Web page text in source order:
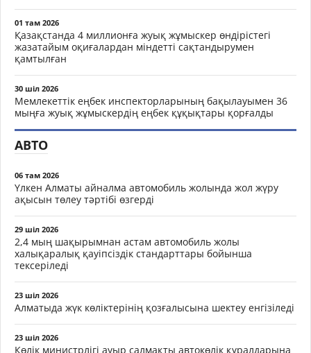
01 там 2026
Қазақстанда 4 миллионға жуық жұмыскер өндірістегі
жазатайым оқиғалардан міндетті сақтандырумен
қамтылған
30 шіл 2026
Мемлекеттік еңбек инспекторларының бақылауымен 36
мыңға жуық жұмыскердің еңбек құқықтары қорғалды
АВТО
06 там 2026
Үлкен Алматы айналма автомобиль жолында жол жүру
ақысын төлеу тәртібі өзгерді
29 шіл 2026
2,4 мың шақырымнан астам автомобиль жолы
халықаралық қауіпсіздік стандарттары бойынша
тексеріледі
23 шіл 2026
Алматыда жүк көліктерінің қозғалысына шектеу енгізіледі
23 шіл 2026
Көлік министрлігі ауыр салмақты автокөлік құралдарына